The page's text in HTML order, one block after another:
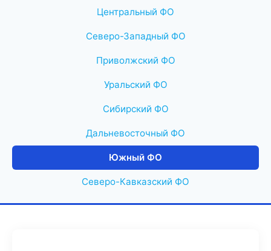
Центральный ФО
Северо-Западный ФО
Приволжский ФО
Уральский ФО
Сибирский ФО
Дальневосточный ФО
Южный ФО
Северо-Кавказский ФО